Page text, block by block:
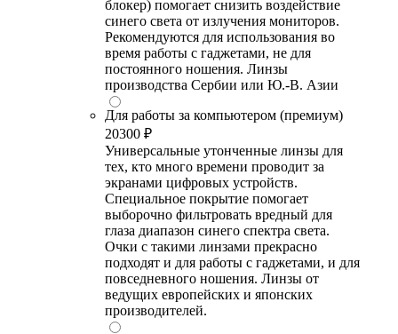
блокер) помогает снизить воздействие
синего света от излучения мониторов.
Рекомендуются для использования во
время работы с гаджетами, не для
постоянного ношения. Линзы
производства Сербии или Ю.-В. Азии
Для работы за компьютером (премиум)
20300 ₽
Универсальные утонченные линзы для
тех, кто много времени проводит за
экранами цифровых устройств.
Специальное покрытие помогает
выборочно фильтровать вредный для
глаза диапазон синего спектра света.
Очки с такими линзами прекрасно
подходят и для работы с гаджетами, и для
повседневного ношения. Линзы от
ведущих европейских и японских
производителей.